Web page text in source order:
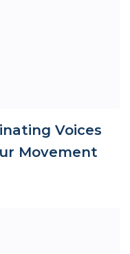
Voices
Movement